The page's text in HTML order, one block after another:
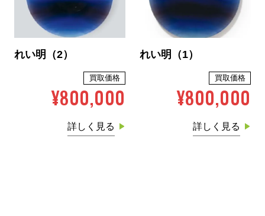
れい明（2）
買取価格
¥800,000
詳しく見る
れい明（1）
買取価格
¥800,000
詳しく見る